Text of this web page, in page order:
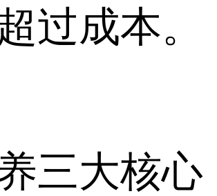
过成本。
三大核心